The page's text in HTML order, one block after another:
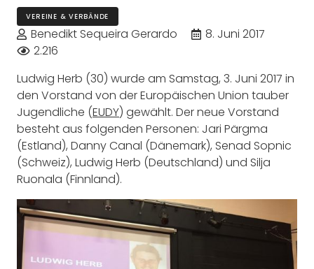
VEREINE & VERBÄNDE
Benedikt Sequeira Gerardo
8. Juni 2017
2.216
Ludwig Herb (30) wurde am Samstag, 3. Juni 2017 in
den Vorstand von der Europäischen Union tauber
Jugendliche (EUDY) gewählt. Der neue Vorstand
besteht aus folgenden Personen: Jari Pärgma
(Estland), Danny Canal (Dänemark), Senad Sopnic
(Schweiz), Ludwig Herb (Deutschland) und Silja
Ruonala (Finnland).